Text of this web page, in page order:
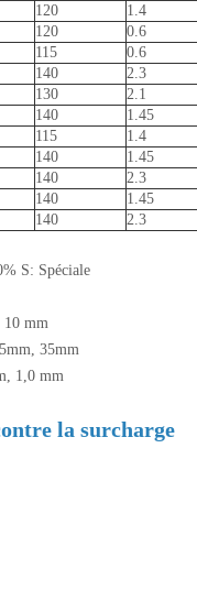
120 1.4
120 0.6
115 0.6
140 2.3
130 2.1
140 1.45
115 1.4
140 1.45
140 2.3
140 1.45
140 2.3
S: Spéciale
10 mm
35mm
1,0 mm
la surcharge